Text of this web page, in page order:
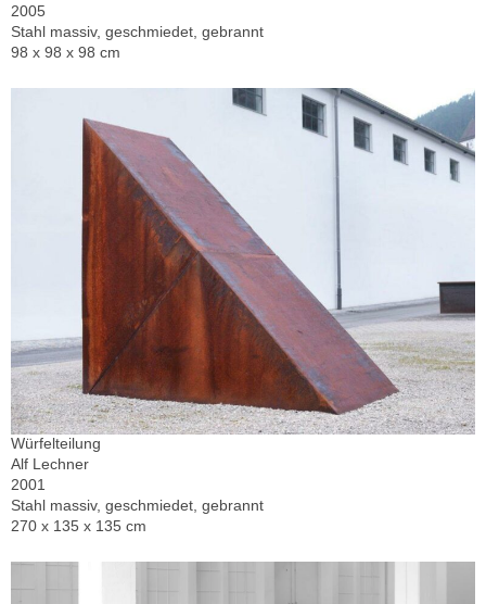
2005
Stahl massiv, geschmiedet, gebrannt
98 x 98 x 98 cm
Würfelteilung
Alf Lechner
2001
Stahl massiv, geschmiedet, gebrannt
270 x 135 x 135 cm